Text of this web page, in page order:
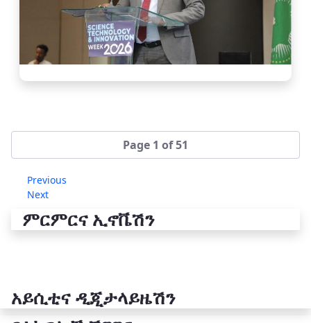
Page 1 of 51
Next
ምርምርና ኢኖቬሽን
የቴክኖሎጂ ሽግግር